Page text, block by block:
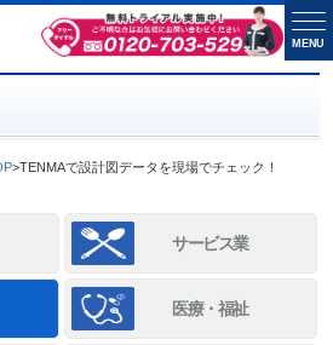
>TENMAで設計図データを現場でチェック！
サービス業
医療・福祉
MENU